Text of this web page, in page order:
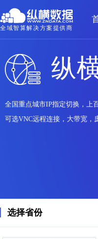
全域智算解决方案提供商
纵
全国重点城市IP指定切换，上
可选VNC远程连接，大带宽，
选择省份